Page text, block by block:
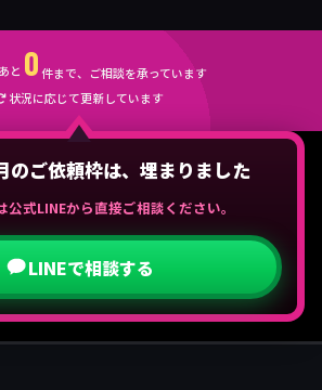
と 0件まで、ご相談を承っています
状況に応じて更新しています
のご依頼枠は、埋まりました
公式LINEから直接ご相談ください。
LINEで相談する